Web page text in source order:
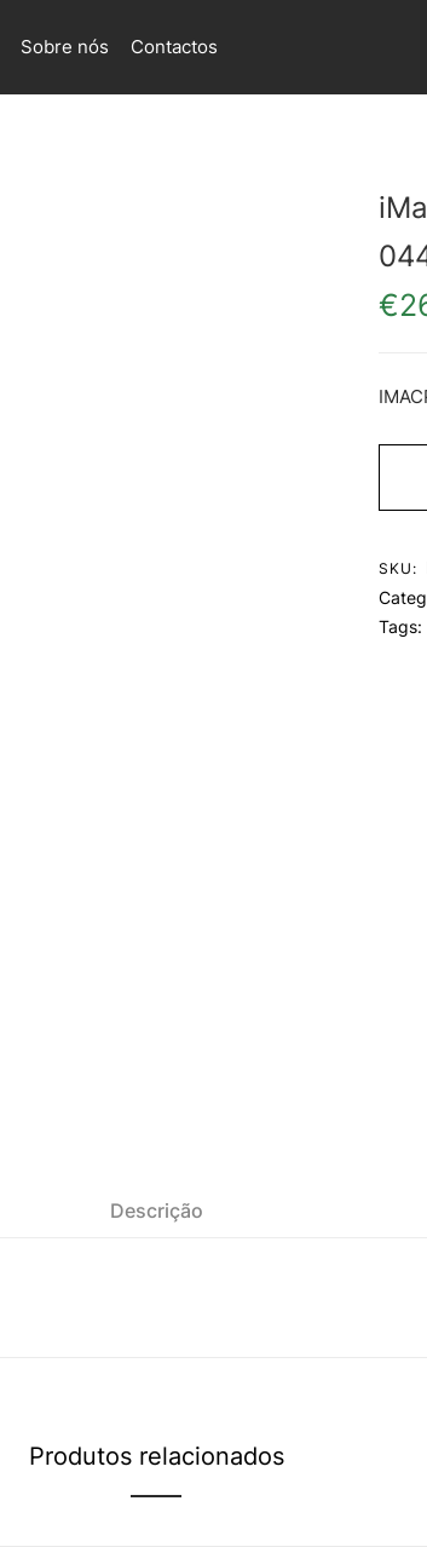
Sobre nós Contactos
€
SKU:
Tags:
Descrição
Produtos relacionados